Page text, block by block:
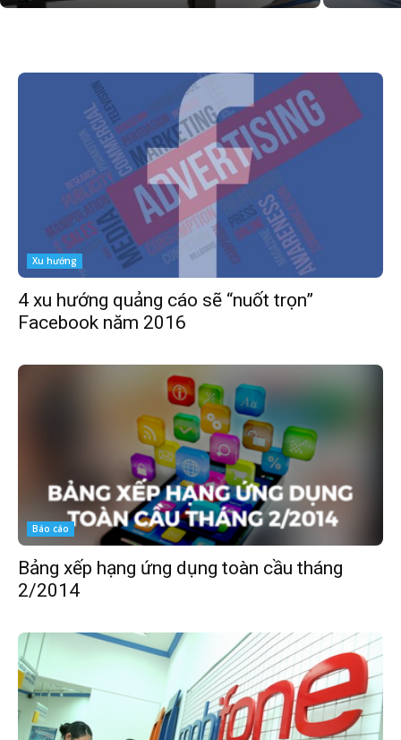
Xu hướng
4 xu hướng quảng cáo sẽ “nuốt trọn”
Facebook năm 2016
Báo cáo
Bảng xếp hạng ứng dụng toàn cầu tháng
2/2014